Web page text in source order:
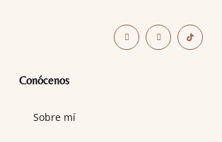
Conócenos
Sobre mí